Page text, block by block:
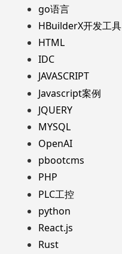
go语言
HBuilderX开发工具
HTML
IDC
JAVASCRIPT
Javascript案例
JQUERY
MYSQL
OpenAI
pbootcms
PHP
PLC工控
python
React.js
Rust